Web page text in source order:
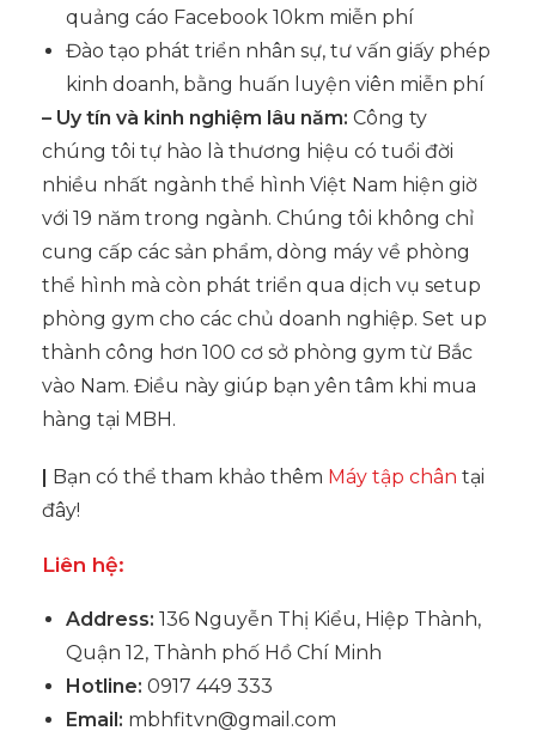
quảng cáo Facebook 10km miễn phí
Đào tạo phát triển nhân sự, tư vấn giấy phép
kinh doanh, bằng huấn luyện viên miễn phí
– Uy tín và kinh nghiệm lâu năm: Công ty
chúng tôi tự hào là thương hiệu có tuổi đời
nhiều nhất ngành thể hình Việt Nam hiện giờ
với 19 năm trong ngành. Chúng tôi không chỉ
cung cấp các sản phẩm, dòng máy về phòng
thể hình mà còn phát triển qua dịch vụ setup
phòng gym cho các chủ doanh nghiệp. Set up
thành công hơn 100 cơ sở phòng gym từ Bắc
vào Nam. Điều này giúp bạn yên tâm khi mua
hàng tại MBH.
Bạn có thể tham khảo thêm Máy tập chân tại
đây!
Liên hệ:
Address: 136 Nguyễn Thị Kiểu, Hiệp Thành,
Quận 12, Thành phố Hồ Chí Minh
Hotline: 0917 449 333
Email: mbhfitvn@gmail.com